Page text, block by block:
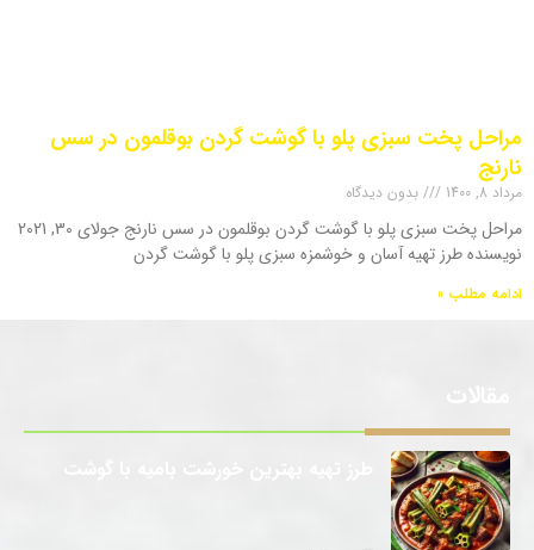
مراحل پخت سبزی پلو با گوشت گردن بوقلمون در سس
نارنج
مرداد 8, 1400 بدون دیدگاه
مراحل پخت سبزی پلو با گوشت گردن بوقلمون در سس نارنج جولای 30, 2021
نویسنده طرز تهیه آسان و خوشمزه سبزی پلو با گوشت گردن
ادامه مطلب »